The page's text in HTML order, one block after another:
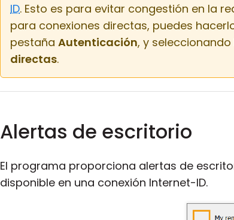
ID. Esto es para evitar congestión en la
para conexiones directas, puedes
pestaña Autenticación, y
directas.
Alertas de escritorio
El programa proporciona alertas de
disponible en una conexión Internet-ID.